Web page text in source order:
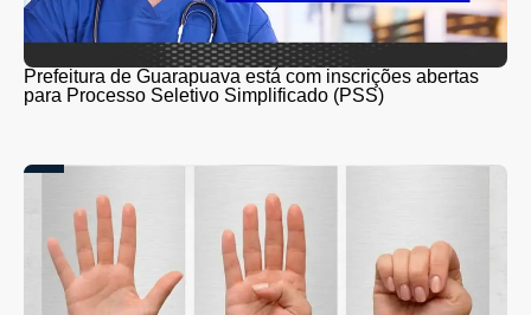
Prefeitura de Guarapuava está com inscrições abertas
para Processo Seletivo Simplificado (PSS)